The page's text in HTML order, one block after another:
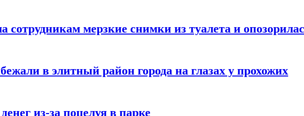
сотрудникам мерзкие снимки из туалета и
в элитный район города на глазах у прохожих
из-за поцелуя в парке